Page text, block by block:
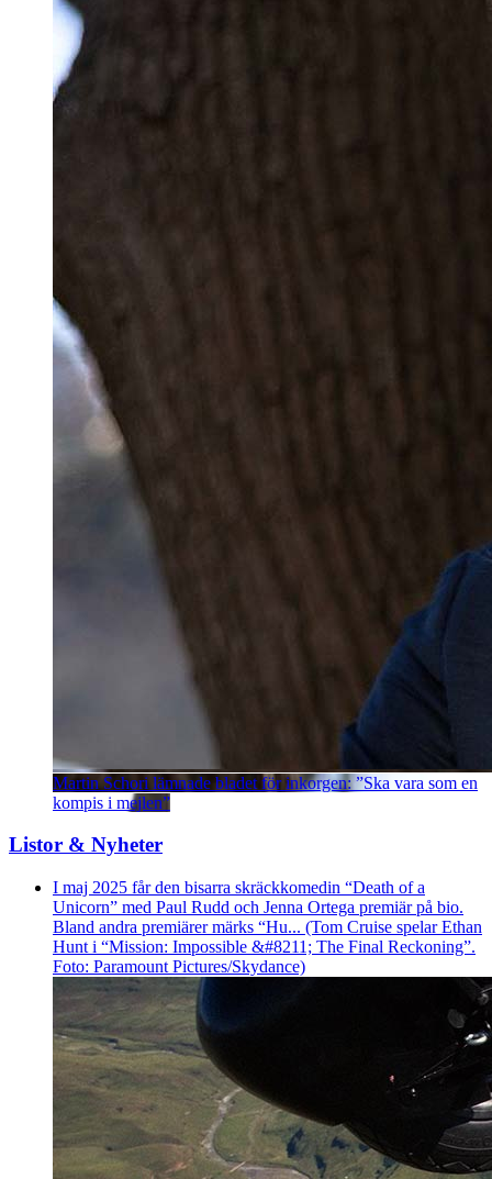
Martin Schori lämnade bladet för inkorgen: ”Ska vara som en
kompis i mejlen”
Listor & Nyheter
I maj 2025 får den bisarra skräckkomedin “Death of a
Unicorn” med Paul Rudd och Jenna Ortega premiär på bio.
Bland andra premiärer märks “Hu... (Tom Cruise spelar Ethan
Hunt i “Mission: Impossible &#8211; The Final Reckoning”.
Foto: Paramount Pictures/Skydance)